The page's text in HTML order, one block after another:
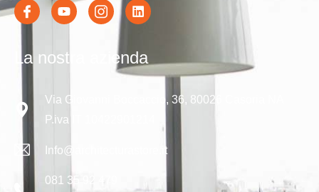
La nostra azienda
Via Giovanni Boccaccio, 36, 80026 Casoria NA
P.iva IT 10422901214
Info@architecturastore.it
081 35 92 479